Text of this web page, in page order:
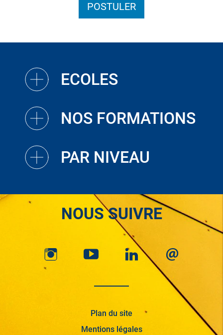
POSTULER
ECOLES
NOS FORMATIONS
PAR NIVEAU
NOUS SUIVRE
Plan du site
Mentions légales